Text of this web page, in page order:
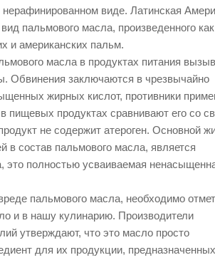
виде. Латинская
пальмового масла, произведенного как
и американских пальм.
масла в продуктах питания
Обвинения заключаются в чрезвычайно
жирных кислот, противники
пищевых продуктах сравнивают его со
не содержит атероген. Основной
в состав пальмового масла, является
это полностью усваиваемая
пальмового масла, необходимо
и в нашу кулинарию. Производители
утверждают, что это масло просто
для их продукции,